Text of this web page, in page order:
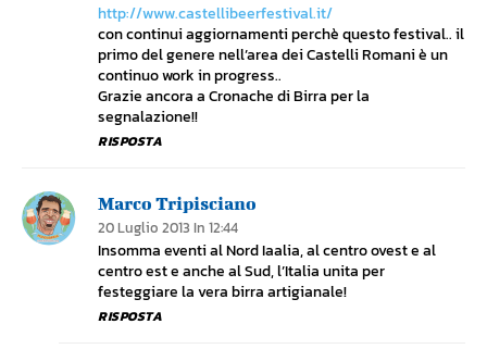
http://www.castellibeerfestival.it/
con continui aggiornamenti perchè questo festival.. il
primo del genere nell’area dei Castelli Romani è un
continuo work in progress..
Grazie ancora a Cronache di Birra per la
segnalazione!!
RISPOSTA
Marco Tripisciano
20 Luglio 2013 In 12:44
Insomma eventi al Nord Iaalia, al centro ovest e al
centro est e anche al Sud, l’Italia unita per
festeggiare la vera birra artigianale!
RISPOSTA